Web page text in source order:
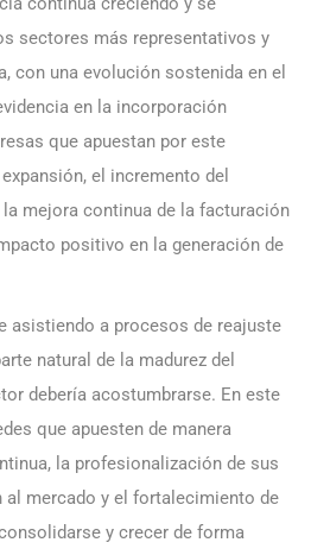
sectores más representativos y
con una evolución sostenida en el
en la incorporación
que apuestan por este
el incremento del
mejora continua de la facturación
positivo en la generación de
asistiendo a procesos de reajuste
natural de la madurez del
debería acostumbrarse. En este
que apuesten de manera
la profesionalización de sus
al mercado y el fortalecimiento de
y crecer de forma